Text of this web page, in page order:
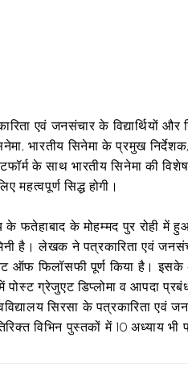
एवं जनसंचार के विद्यार्थियों और
भारतीय सिनेमा के प्रमुख
के साथ भारतीय सिनेमा की
महत्वपूर्ण सिद्ध होगी।
फतेहाबाद के मोहम्मद पुर रोही में
है। लेखक ने पत्रकारिता एवं
फिलॉसफी पूर्ण किया है। इसके
में पोस्ट ग्रेजुएट डिप्लोमा व आपदा
सिरसा के पत्रकारिता एवं
विभिन पुस्तकों में 10 अध्याय भी